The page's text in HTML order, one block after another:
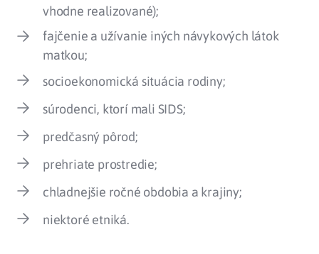
vhodne realizované);
fajčenie a užívanie iných návykových látok
matkou;
socioekonomická situácia rodiny;
súrodenci, ktorí mali SIDS;
predčasný pôrod;
prehriate prostredie;
chladnejšie ročné obdobia a krajiny;
niektoré etniká.